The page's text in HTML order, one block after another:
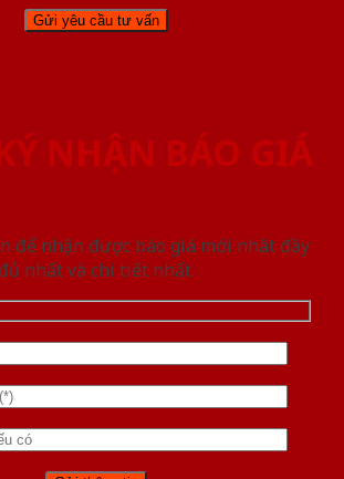
NHẬN BÁO GIÁ
để nhận được báo giá mới nhât đầy
đủ nhất và chi tiết nhất.